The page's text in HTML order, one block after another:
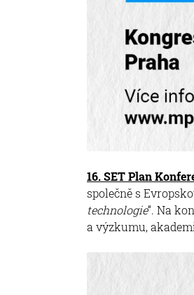
16. SET Plan
společně s
technologie“. Na
a výzkumu,